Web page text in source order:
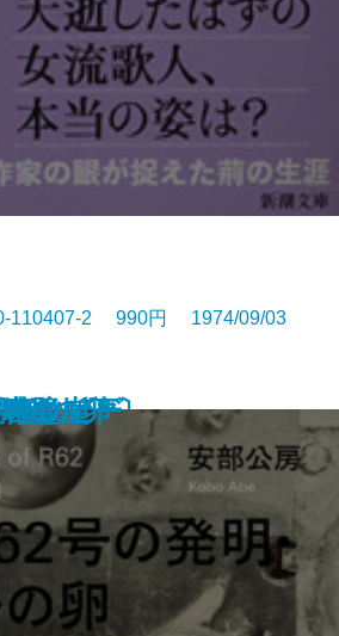
ち〔上〕
ち〔下〕
リーズ
110407-2 990円 1974/09/03
鉛の卵
ン
壁
ツビー
の崖